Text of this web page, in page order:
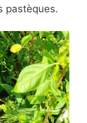
pastèques.